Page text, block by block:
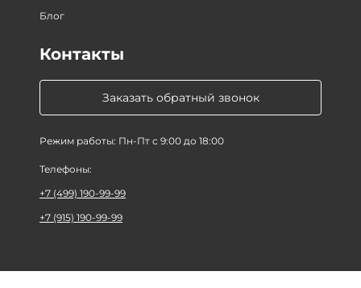
Блог
Заказать обратный звонок
Режим работы: Пн-Пт с 9:00 до 18:00
Контакты
Телефоны:
+7 (499) 190-99-99
+7 (915) 190-99-99